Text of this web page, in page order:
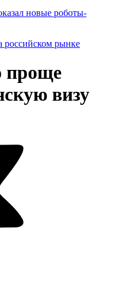
новые роботы-
проще
визу